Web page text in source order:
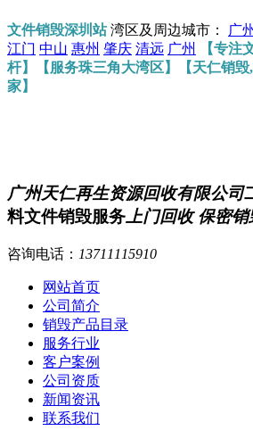
文件销毁深圳站湾区及周边城市： 广州
江门 中山 惠州 肇庆 清远 广州
【专注
杆】【服务珠三角大湾区】【天仁销
家】
广州天仁再生资源回收有限公司
料文件销毁服务 上门回收 保密
咨询电话： 13711115910
网站首页
公司简介
销毁产品目录
服务行业
客户案例
公司资质
新闻资讯
联系我们